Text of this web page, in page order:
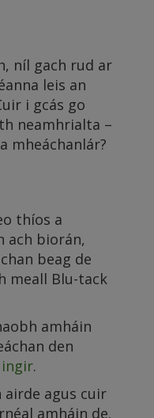
níl gach rud ar
leis an
i gcás go
neamhrialta –
mheáchanlár?
thíos a
ach biorán,
beag de
meall Blu-tack
amháin
den
.
airde agus cuir
amháin de.